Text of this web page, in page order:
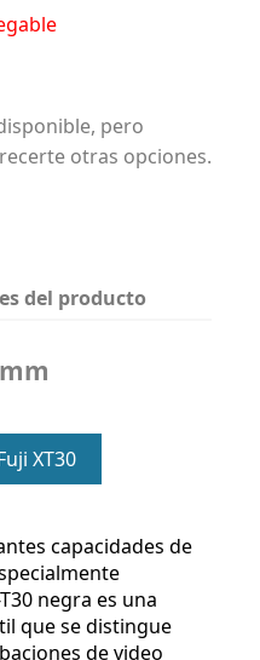
pero
otras opciones.
del producto
XT30
capacidades de
negra es una
que se distingue
de video